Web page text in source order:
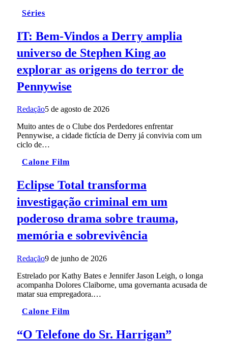
Séries
IT: Bem-Vindos a Derry amplia
universo de Stephen King ao
explorar as origens do terror de
Pennywise
Redação5 de agosto de 2026
Muito antes de o Clube dos Perdedores enfrentar
Pennywise, a cidade fictícia de Derry já convivia com um
ciclo de…
Calone Film
Eclipse Total transforma
investigação criminal em um
poderoso drama sobre trauma,
memória e sobrevivência
Redação9 de junho de 2026
Estrelado por Kathy Bates e Jennifer Jason Leigh, o longa
acompanha Dolores Claiborne, uma governanta acusada de
matar sua empregadora.…
Calone Film
“O Telefone do Sr. Harrigan”